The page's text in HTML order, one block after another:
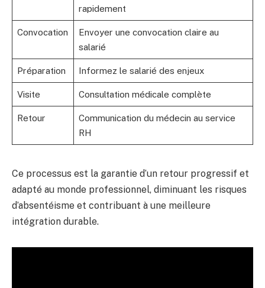
rapidement
Convocation
Envoyer une convocation claire au
salarié
Préparation Informez le salarié des enjeux
Visite Consultation médicale complète
Retour
Communication du médecin au service
RH
Ce processus est la garantie d’un retour progressif et
adapté au monde professionnel, diminuant les risques
d’absentéisme et contribuant à une meilleure
intégration durable.